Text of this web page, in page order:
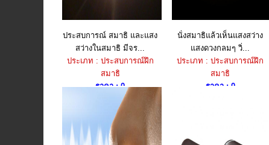
ประสบการณ์ สมาธิ และแสง
สว่างในสมาธิ มีจร...
ประเภท : ประสบการณ์ฝึก
สมาธิ
ราคา : 0
นั่งสมาธิแล้วเห็นแสงสว่าง
แสงดวงกลมๆ วิ่...
ประเภท : ประสบการณ์ฝึก
สมาธิ
ราคา : 0